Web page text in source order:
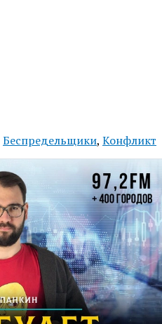
Беспредельщики, Конфликт